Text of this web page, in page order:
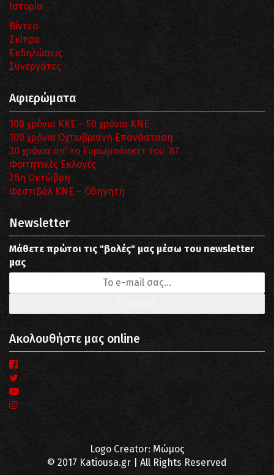
Ιστορία
Βίντεο
Σκίτσα
Εκδηλώσεις
Συνεργάτες
Αφιερώματα
100 χρόνια ΚΚΕ – 50 χρόνια ΚΝΕ
100 χρόνια Οχτωβριανή Επανάσταση
30 χρόνια απ’ το Ευρωμπάσκετ του ΄87
Φοιτητικές Εκλογές
28η Οκτώβρη
Φεστιβάλ ΚΝΕ – Οδηγητή
Newsletter
Μάθετε πρώτοι τις "βολές" μας μέσω του newsletter
μας
Ακολουθήστε μας online
Logo Creator: Μώμος
© 2017 Katiousa.gr | All Rights Reserved